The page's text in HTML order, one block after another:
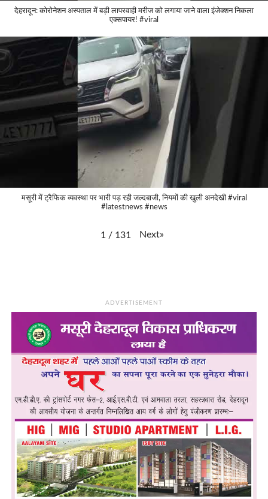
देहरादून: कोरोनेशन अस्पताल में बड़ी लापरवाही मरीज को लगाया जाने वाला इंजेक्शन निकला
एक्सपायर! #viral
मसूरी में ट्रैफिक व्यवस्था पर भारी पड़ रही जल्दबाजी, नियमों की खुली अनदेखी #viral
#latestnews #news
1 / 131 Next»
ADVERTISEMENT